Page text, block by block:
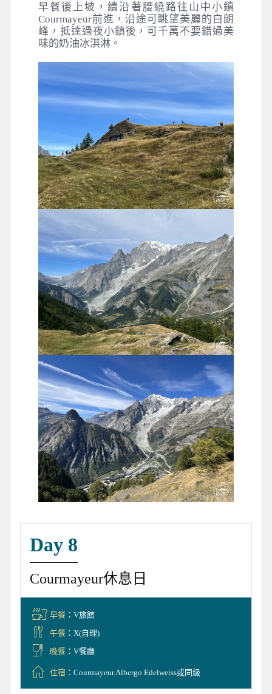
早餐後上坡，續沿著腰繞路往山中小鎮
Courmayeur前進，沿途可眺望美麗的白朗
峰，抵達過夜小鎮後，可千萬不要錯過美
味的奶油冰淇淋。
Day 8
Courmayeur休息日
早餐：V旅館
午餐：X(自理)
晚餐：V餐廳
住宿：Courmayeur Albergo Edelweiss或同級